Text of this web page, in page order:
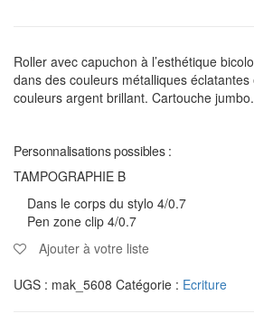
Roller avec capuchon à l’esthétique
dans des couleurs métalliques
couleurs argent brillant. Cartouche
Personnalisations possibles :
TAMPOGRAPHIE B
Dans le corps du stylo 4/0.7
Pen zone clip 4/0.7
Ajouter à votre liste
UGS : mak_5608 Catégorie : Ecriture